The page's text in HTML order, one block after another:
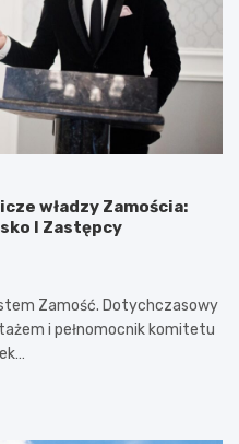
władzy Zamościa:
I Zastępcy
Zamość. Dotychczasowy
i pełnomocnik komitetu